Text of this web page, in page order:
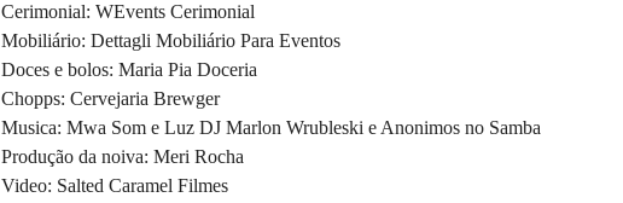
Cerimonial: WEvents Cerimonial
Mobiliário: Dettagli Mobiliário Para Eventos
Doces e bolos: Maria Pia Doceria
Chopps: Cervejaria Brewger
Musica: Mwa Som e Luz DJ Marlon Wrubleski e Anonimos no Samba
Produção da noiva: Meri Rocha
Video: Salted Caramel Filmes